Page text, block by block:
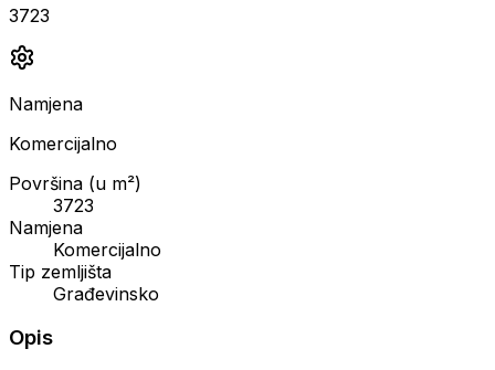
3723
Namjena
Komercijalno
Površina (u m²)
3723
Namjena
Komercijalno
Tip zemljišta
Građevinsko
Opis